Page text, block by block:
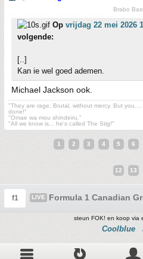
Brabo
Op vrijdag 22 mei 2026
volgende:
[..]
Kan ie wel goed ademen.
Michael Jackson ook.
"They are rage. Brutal, without mercy. But
done!"
"Omae wa mou shindeiru."
"All we know is... he's called The Stig!"
1 2 3 4 5 6
12 13
f1 LIVE Formula 1 Canadian
steun FOK! en koop via
Coolblue